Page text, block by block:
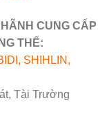
CUNG CẤP
THẾ:
SHIHLIN,
Tài Trường